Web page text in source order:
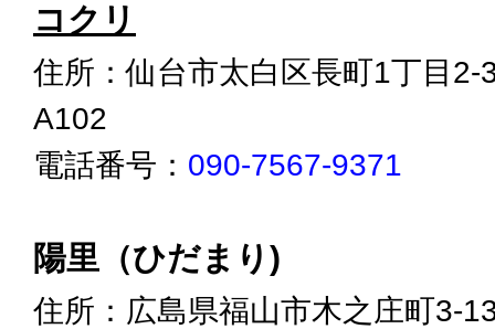
コクリ
住所：仙台市太白区長町1丁目
A102
電話番号： 090-7567-9371
陽里（ひだまり)
住所：広島県福山市木之庄町3-